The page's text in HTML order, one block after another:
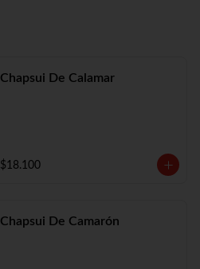
Chapsui De Calamar
$18.100
Chapsui De Camarón